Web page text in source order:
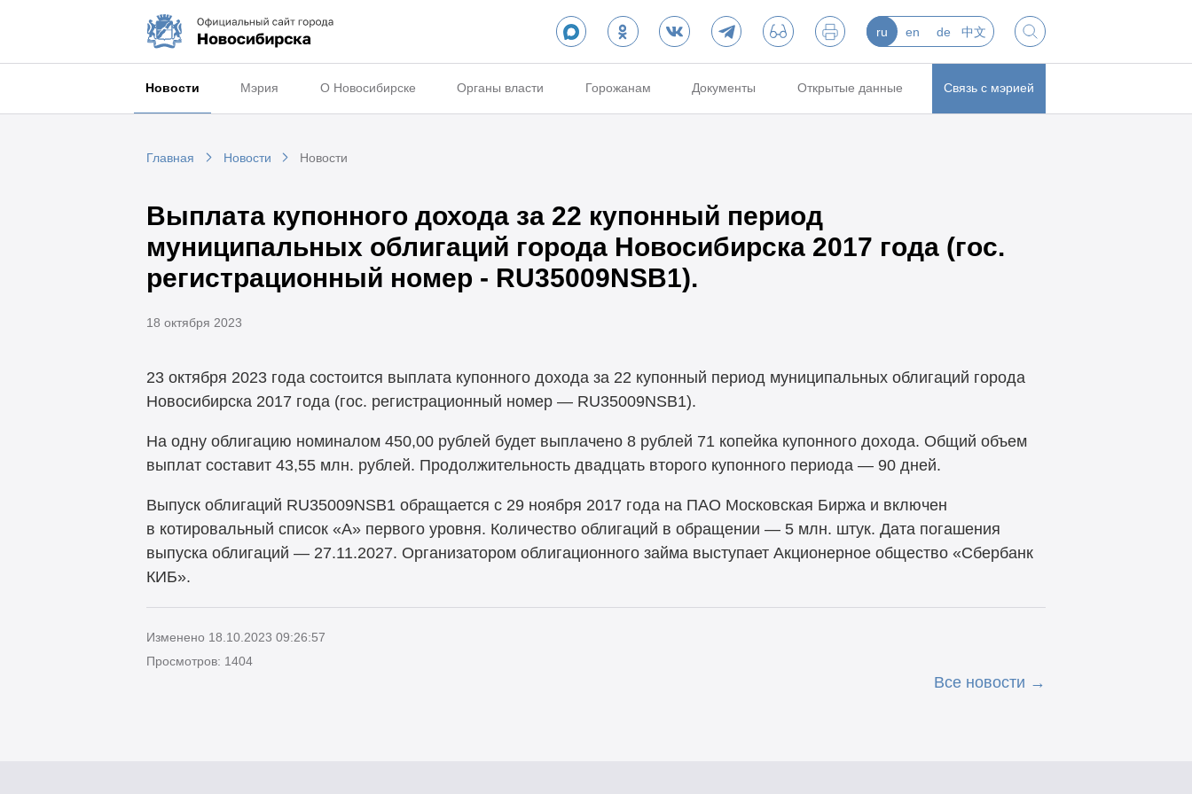
ru en de 中文
Новости Мэрия О Новосибирске Органы власти Горожанам Документы Открытые данные Связь с мэрией
Главная Новости Новости
Выплата купонного дохода за 22 купонный период
муниципальных облигаций города Новосибирска 2017 года (гос.
регистрационный номер - RU35009NSB1).
18 октября 2023
23 октября 2023 года состоится выплата купонного дохода за 22 купонный период муниципальных облигаций города
Новосибирска 2017 года (гос. регистрационный номер — RU35009NSB1).
На одну облигацию номиналом 450,00 рублей будет выплачено 8 рублей 71 копейка купонного дохода. Общий объем
выплат составит 43,55 млн. рублей. Продолжительность двадцать второго купонного периода — 90 дней.
Выпуск облигаций RU35009NSB1 обращается с 29 ноября 2017 года на ПАО Московская Биржа и включен
в котировальный список «А» первого уровня. Количество облигаций в обращении — 5 млн. штук. Дата погашения
выпуска облигаций — 27.11.2027. Организатором облигационного займа выступает Акционерное общество «Сбербанк
КИБ».
Изменено 18.10.2023 09:26:57
Просмотров: 1404
Все новости